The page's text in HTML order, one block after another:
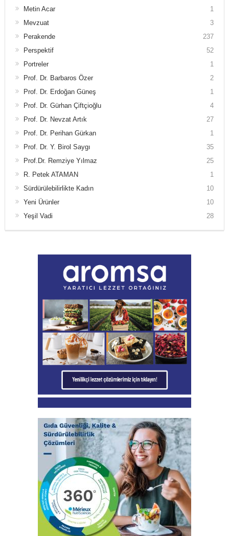
Metin Acar
1
Mevzuat
3
Perakende
237
Perspektif
52
Portreler
1
Prof. Dr. Barbaros Özer
2
Prof. Dr. Erdoğan Güneş
1
Prof. Dr. Gürhan Çiftçioğlu
4
Prof. Dr. Nevzat Artık
27
Prof. Dr. Perihan Gürkan
1
Prof. Dr. Y. Birol Saygı
35
Prof.Dr. Remziye Yılmaz
25
R. Petek ATAMAN
1
Sürdürülebilirlikte Kadın
10
Yeni Ürünler
10
Yeşil Vadi
28